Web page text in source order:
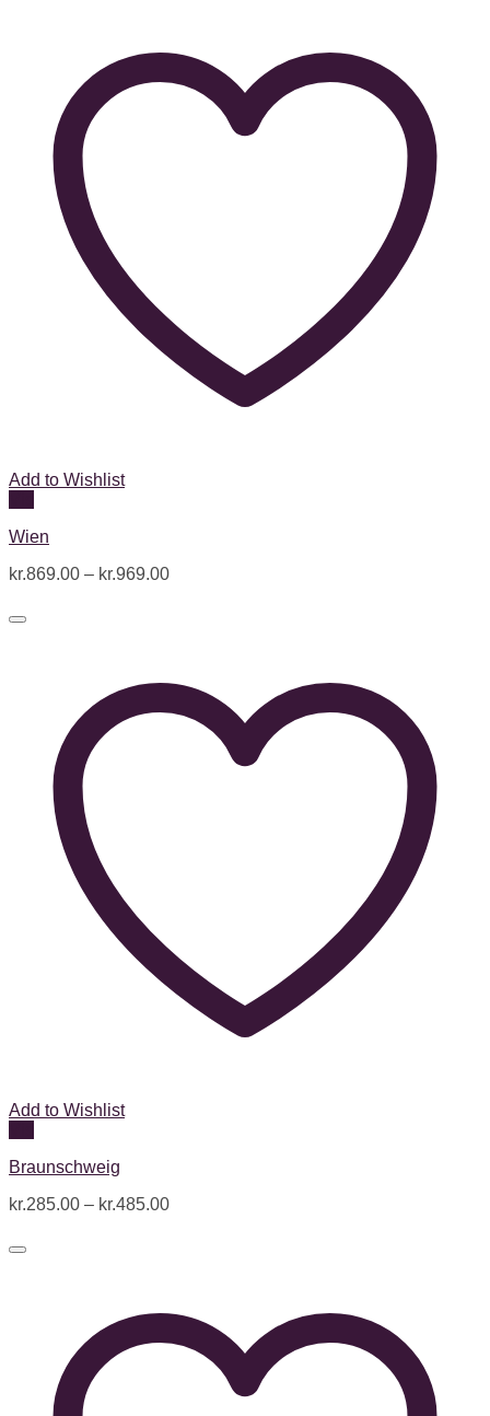
Add to Wishlist
Wien
kr.869.00 – kr.969.00
Add to Wishlist
Braunschweig
kr.285.00 – kr.485.00